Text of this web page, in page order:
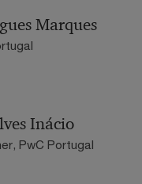
Marques
Inácio
PwC Portugal